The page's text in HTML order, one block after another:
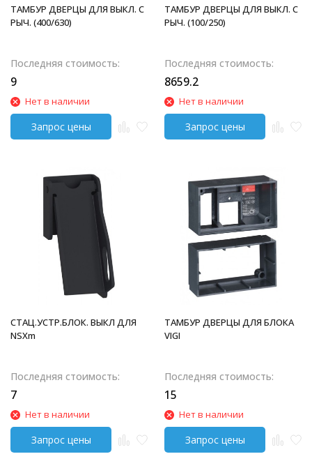
ТАМБУР ДВЕРЦЫ ДЛЯ ВЫКЛ. С
РЫЧ. (400/630)
Последняя стоимость:
9
Нет в наличии
ТАМБУР ДВЕРЦЫ ДЛЯ ВЫКЛ. С
РЫЧ. (100/250)
Последняя стоимость:
8659.2
Нет в наличии
СТАЦ.УСТР.БЛОК. ВЫКЛ ДЛЯ
NSXm
Последняя стоимость:
7
Нет в наличии
ТАМБУР ДВЕРЦЫ ДЛЯ БЛОКА
VIGI
Последняя стоимость:
15
Нет в наличии